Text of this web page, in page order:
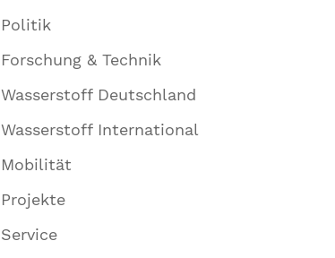
Politik
Forschung & Technik
Wasserstoff Deutschland
Wasserstoff International
Mobilität
Projekte
Service